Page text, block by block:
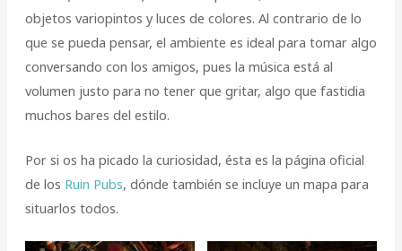
objetos variopintos y luces de colores. Al contrario de lo
que se pueda pensar, el ambiente es ideal para tomar algo
conversando con los amigos, pues la música está al
volumen justo para no tener que gritar, algo que fastidia
muchos bares del estilo.
Por si os ha picado la curiosidad, ésta es la página oficial
de los Ruin Pubs, dónde también se incluye un mapa para
situarlos todos.